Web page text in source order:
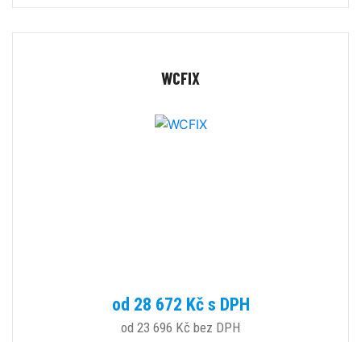
WCFIX
od 28 672 Kč s DPH
od 23 696 Kč bez DPH